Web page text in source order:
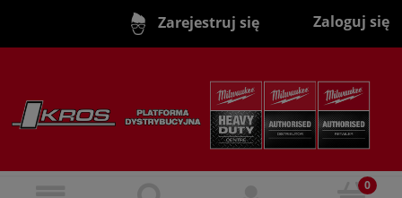
Zarejestruj się Zaloguj się